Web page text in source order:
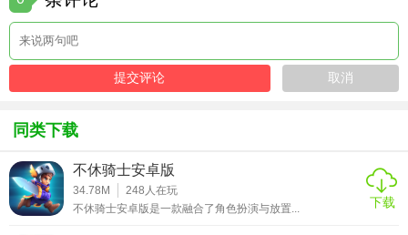
同类下载
不休骑士安卓版
34.78M 248 人在玩
不休骑士安卓版是一款融合了角色扮演与放置...
下载